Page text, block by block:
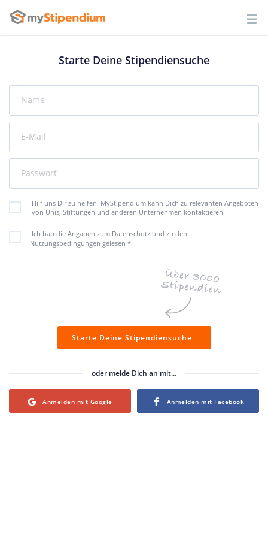
Starte Deine Stipendiensuche
Name
E-Mail
Passwort
Hilf uns Dir zu helfen: MyStipendium kann Dich zu relevanten Angeboten
von Unis, Stiftungen und anderen Unternehmen kontaktieren
Ich hab die Angaben zum Datenschutz und zu den
Nutzungsbedingungen gelesen *
Starte Deine Stipendiensuche
oder melde Dich an mit...
Login with Google Login with Facebook